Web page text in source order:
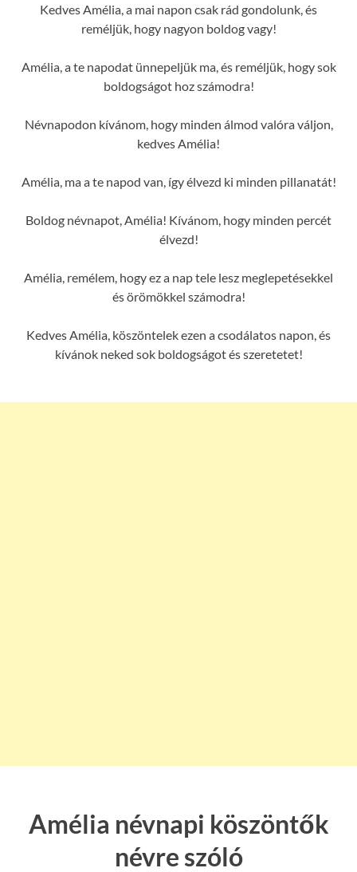
Kedves Amélia, a mai napon csak rád gondolunk, és
reméljük, hogy nagyon boldog vagy!
Amélia, a te napodat ünnepeljük ma, és reméljük, hogy sok
boldogságot hoz számodra!
Névnapodon kívánom, hogy minden álmod valóra váljon,
kedves Amélia!
Amélia, ma a te napod van, így élvezd ki minden pillanatát!
Boldog névnapot, Amélia! Kívánom, hogy minden percét
élvezd!
Amélia, remélem, hogy ez a nap tele lesz meglepetésekkel
és örömökkel számodra!
Kedves Amélia, köszöntelek ezen a csodálatos napon, és
kívánok neked sok boldogságot és szeretetet!
Amélia névnapi köszöntők
névre szóló